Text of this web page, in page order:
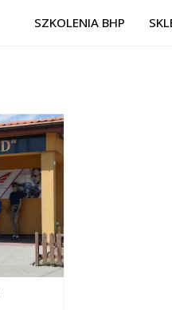
SZKOLENIA BHP